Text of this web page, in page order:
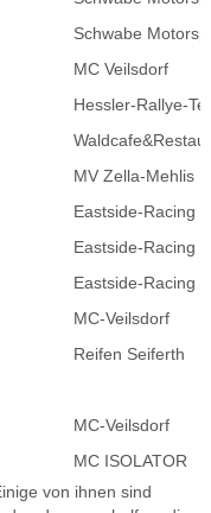
Schwabe
MC Veilsdorf
Hessler-Rallye-
MV Zella-Mehlis
Eastside-Racing
Eastside-Racing
Eastside-Racing
MC-Veilsdorf
Reifen Seiferth
MC-Veilsdorf
MC ISOLATOR
von ihnen sind